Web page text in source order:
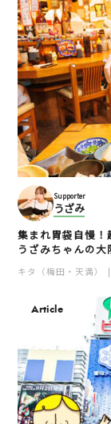
Supporter
うざみ
集まれ胃袋自慢！
うざみちゃんの
キタ（梅田・天満）
Article